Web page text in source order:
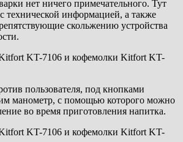
нет ничего примечательного. Тут
технической информацией, а также
скольжению устройства
пользователя, под кнопками
манометр, с помощью которого можно
во время приготовления напитка.